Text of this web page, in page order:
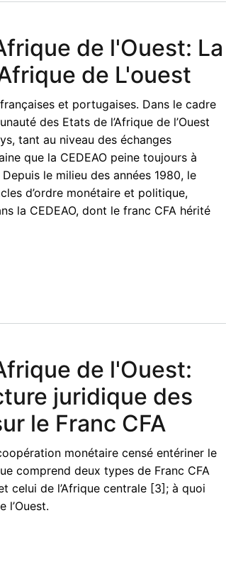
de l'Ouest: La
de L'ouest
et portugaises. Dans le cadre
des Etats de l’Afrique de l’Ouest
tant au niveau des échanges
que la CEDEAO peine toujours à
le milieu des années 1980, le
d’ordre monétaire et politique,
la CEDEAO, dont le franc CFA hérité
de l'Ouest:
juridique des
le Franc CFA
monétaire censé entériner le
comprend deux types de Franc CFA
celui de l’Afrique centrale [3]; à quoi
l’Ouest.